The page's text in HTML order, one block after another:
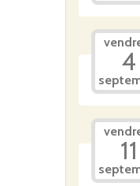
4
11